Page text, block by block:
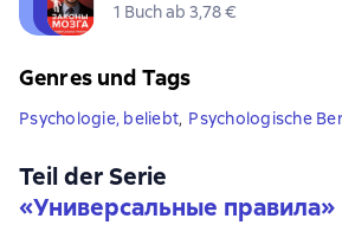
1 Buch ab 3,78 €
Genres und Tags
Psychologie, beliebt, Psychologische
Teil der Serie
«Универсальные правила»